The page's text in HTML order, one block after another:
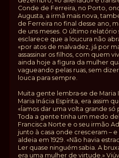
Conde de Ferreira, no Porto,
Augusta, a irmã mais nova,
de Ferreira no final desse ano,
de uns meses. O último relatório
esclarece que a loucura não
«por atos de malvadez, já por
assassinar os filhos, com quem
ainda hoje a figura da mulher
vagueando pelas ruas, sem
louca para sempre.
Muita gente lembra‑se de Maria
Maria Inácia Espírita, era assim
«Íamos dar uma volta grande só
Toda a gente tinha um medo
Francisca Norte e o seu irmão
junto à casa onde cresceram –
aldeia em 1929. «Não havia
Ler quase ninguém sabia. A
era uma mulher de virtude.»